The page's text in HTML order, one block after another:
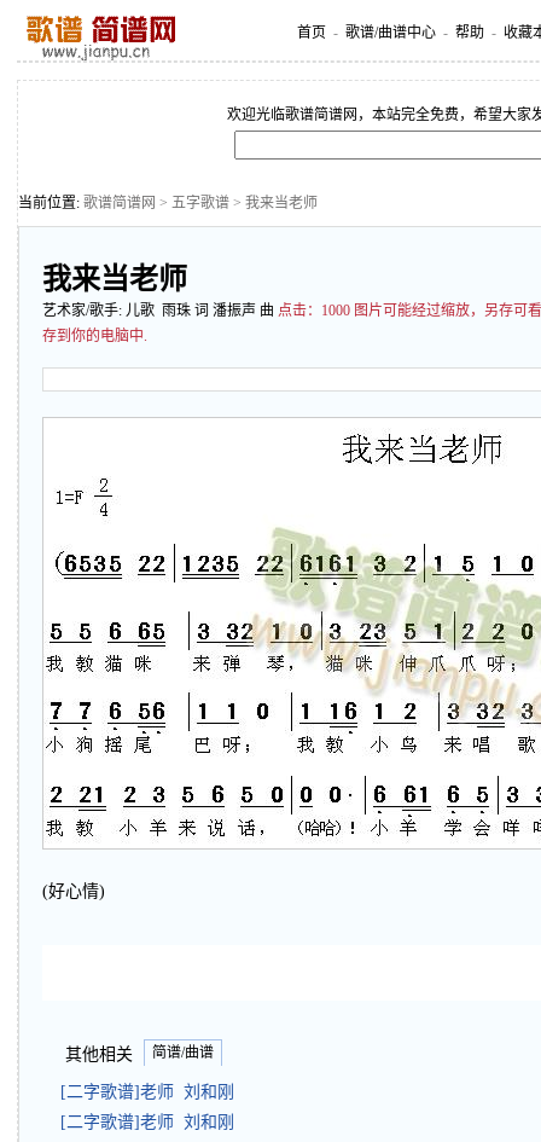
首页 - 歌谱/曲谱中心 - 帮助 - 收藏
欢迎光临歌谱简谱网，本站完全免费，希望大家
当前位置: 歌谱简谱网 > 五字歌谱 > 我来当老师
我来当老师
艺术家/歌手: 儿歌 雨珠 词 潘振声 曲 点击： 1000 图片可能经过缩放，另存可
存到你的电脑中.
(好心情)
其他相关 简谱/曲谱
[二字歌谱]老师 刘和刚
[二字歌谱]老师 刘和刚